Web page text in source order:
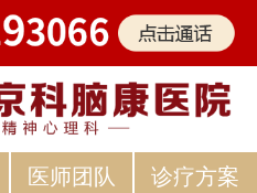
医师团队 诊疗方案